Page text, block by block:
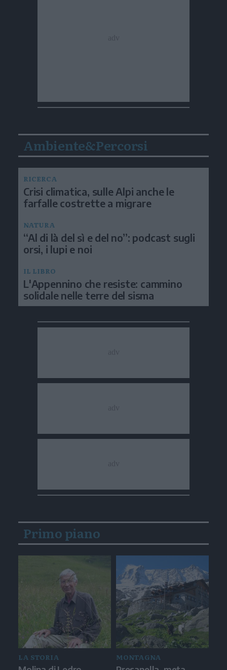
Ambiente&Percorsi
RICERCA
Crisi climatica, sulle Alpi anche le
farfalle costrette a migrare
NATURA
“Al di là del sì e del no”: podcast sugli
orsi, i lupi e noi
IL LIBRO
L'Appennino che resiste: cammino
solidale nelle terre del sisma
Primo piano
LA STORIA MONTAGNA